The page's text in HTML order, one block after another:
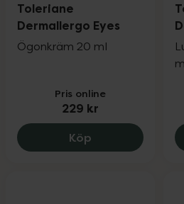
Toleriane
Dermallergo Eyes
Ögonkräm 20 ml
Pris online
229 kr
Köp La Roche-